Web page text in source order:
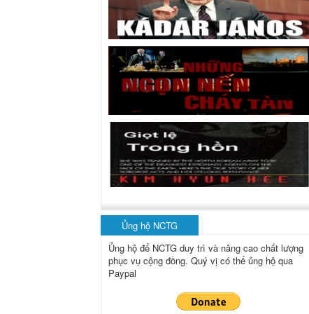
Ủng hộ NCTG
Ủng hộ để NCTG duy trì và nâng cao chất lượng
phục vụ cộng đồng. Quý vị có thể ủng hộ qua
Paypal